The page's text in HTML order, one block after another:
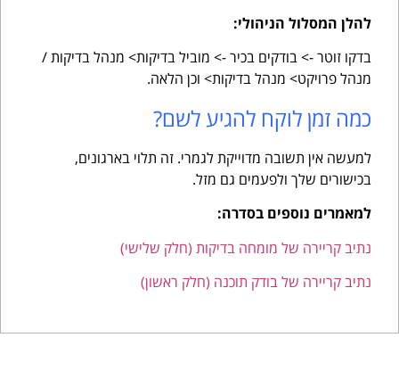
להלן המסלול הניהולי:
בדקו זוטר -> בודקים בכיר -> מוביל בדיקות> מנהל בדיקות /
מנהל פרויקט> מנהל בדיקות> וכן הלאה.
כמה זמן לוקח להגיע לשם?
למעשה אין תשובה מדוייקת לגמרי. זה תלוי בארגונים,
בכישורים שלך ולפעמים גם מזל.
למאמרים נוספים בסדרה:
נתיב קריירה של מומחה בדיקות (חלק שלישי)
נתיב קריירה של בודק תוכנה (חלק ראשון)